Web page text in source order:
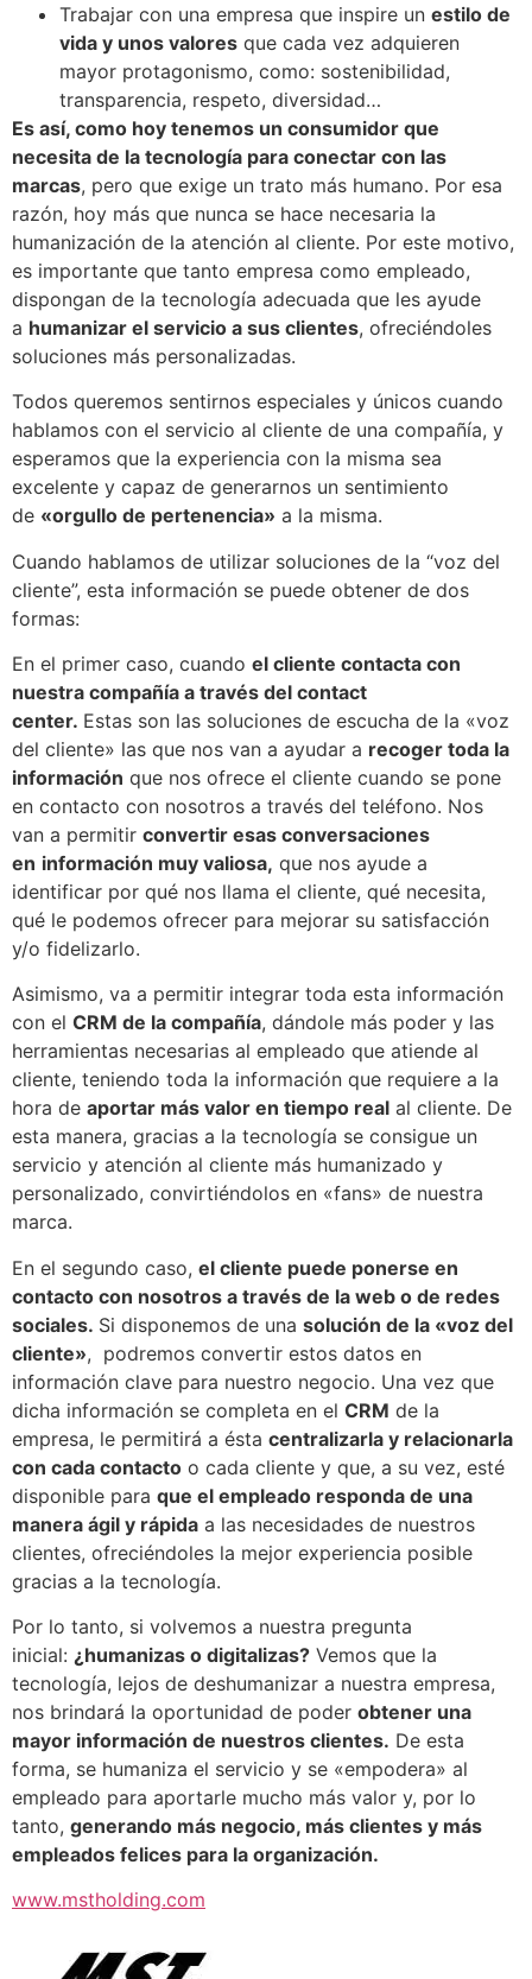
Trabajar con una empresa que inspire un estilo de
vida y unos valores que cada vez adquieren
mayor protagonismo, como: sostenibilidad,
transparencia, respeto, diversidad…
Es así, como hoy tenemos un consumidor que
necesita de la tecnología para conectar con las
marcas, pero que exige un trato más humano. Por esa
razón, hoy más que nunca se hace necesaria la
humanización de la atención al cliente. Por este motivo,
es importante que tanto empresa como empleado,
dispongan de la tecnología adecuada que les ayude
a humanizar el servicio a sus clientes, ofreciéndoles
soluciones más personalizadas.
Todos queremos sentirnos especiales y únicos cuando
hablamos con el servicio al cliente de una compañía, y
esperamos que la experiencia con la misma sea
excelente y capaz de generarnos un sentimiento
de «orgullo de pertenencia» a la misma.
Cuando hablamos de utilizar soluciones de la “voz del
cliente”, esta información se puede obtener de dos
formas:
En el primer caso, cuando el cliente contacta con
nuestra compañía a través del contact
center. Estas son las soluciones de escucha de la «voz
del cliente» las que nos van a ayudar a recoger toda la
información que nos ofrece el cliente cuando se pone
en contacto con nosotros a través del teléfono. Nos
van a permitir convertir esas conversaciones
en información muy valiosa, que nos ayude a
identificar por qué nos llama el cliente, qué necesita,
qué le podemos ofrecer para mejorar su satisfacción
y/o fidelizarlo.
Asimismo, va a permitir integrar toda esta información
con el CRM de la compañía, dándole más poder y las
herramientas necesarias al empleado que atiende al
cliente, teniendo toda la información que requiere a la
hora de aportar más valor en tiempo real al cliente. De
esta manera, gracias a la tecnología se consigue un
servicio y atención al cliente más humanizado y
personalizado, convirtiéndolos en «fans» de nuestra
marca.
En el segundo caso, el cliente puede ponerse en
contacto con nosotros a través de la web o de redes
sociales. Si disponemos de una solución de la «voz del
cliente», podremos convertir estos datos en
información clave para nuestro negocio. Una vez que
dicha información se completa en el CRM de la
empresa, le permitirá a ésta centralizarla y relacionarla
con cada contacto o cada cliente y que, a su vez, esté
disponible para que el empleado responda de una
manera ágil y rápida a las necesidades de nuestros
clientes, ofreciéndoles la mejor experiencia posible
gracias a la tecnología.
Por lo tanto, si volvemos a nuestra pregunta
inicial: ¿humanizas o digitalizas? Vemos que la
tecnología, lejos de deshumanizar a nuestra empresa,
nos brindará la oportunidad de poder obtener una
mayor información de nuestros clientes. De esta
forma, se humaniza el servicio y se «empodera» al
empleado para aportarle mucho más valor y, por lo
tanto, generando más negocio, más clientes y más
empleados felices para la organización.
www.mstholding.com